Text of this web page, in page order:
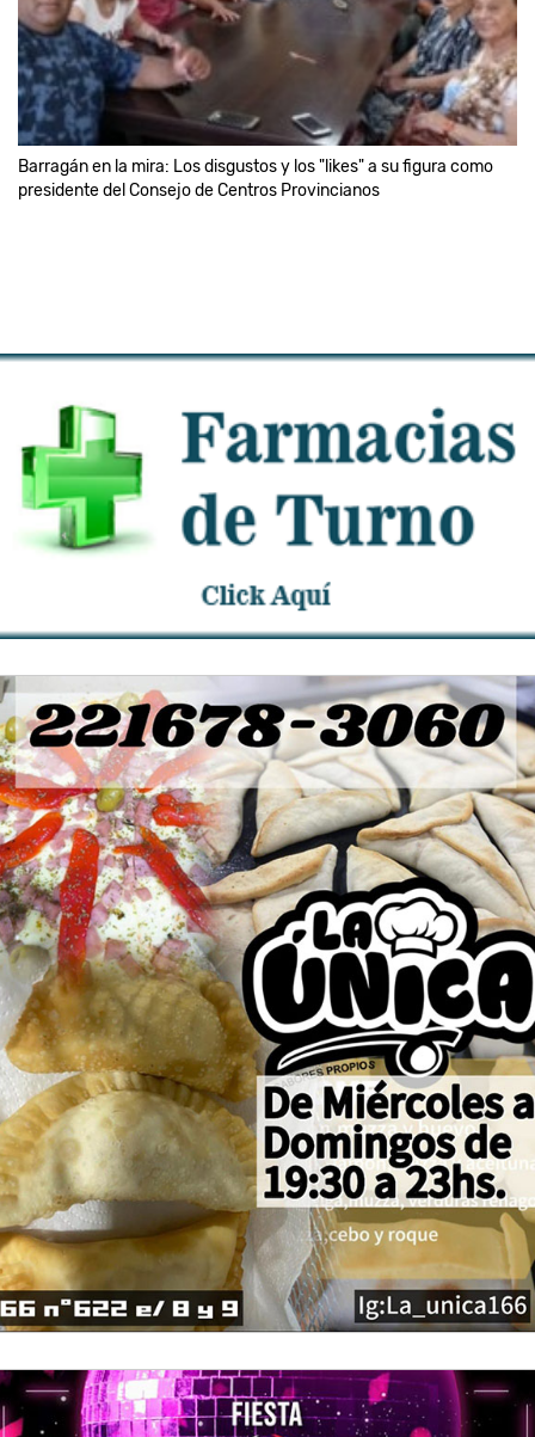
Barragán en la mira: Los disgustos y los "likes" a su figura como
presidente del Consejo de Centros Provincianos